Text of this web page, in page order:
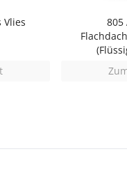
Vlies
805